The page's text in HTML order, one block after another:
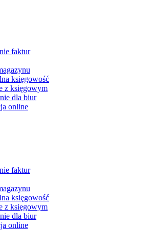
faktur
księgowość
z księgowym
dla biur
online
faktur
księgowość
z księgowym
dla biur
online